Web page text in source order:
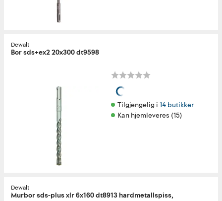
Dewalt
Bor sds+ex2 20x300 dt9598
Tilgjengelig i 14 butikker
Kan hjemleveres (15)
Dewalt
Murbor sds-plus xlr 6x160 dt8913 hardmetallspiss,